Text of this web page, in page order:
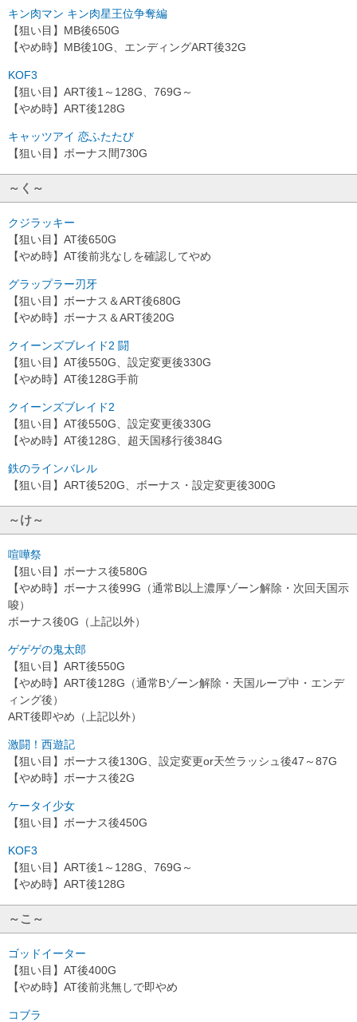
キン肉マン キン肉星王位争奪編
【狙い目】MB後650G
【やめ時】MB後10G、エンディングART後32G
KOF3
【狙い目】ART後1～128G、769G～
【やめ時】ART後128G
キャッツアイ 恋ふたたび
【狙い目】ボーナス間730G
～く～
クジラッキー
【狙い目】AT後650G
【やめ時】AT後前兆なしを確認してやめ
グラップラー刃牙
【狙い目】ボーナス＆ART後680G
【やめ時】ボーナス＆ART後20G
クイーンズブレイド2 闘
【狙い目】AT後550G、設定変更後330G
【やめ時】AT後128G手前
クイーンズブレイド2
【狙い目】AT後550G、設定変更後330G
【やめ時】AT後128G、超天国移行後384G
鉄のラインバレル
【狙い目】ART後520G、ボーナス・設定変更後300G
～け～
喧嘩祭
【狙い目】ボーナス後580G
【やめ時】ボーナス後99G（通常B以上濃厚ゾーン解除・次回天国示
唆）
ボーナス後0G（上記以外）
ゲゲゲの鬼太郎
【狙い目】ART後550G
【やめ時】ART後128G（通常Bゾーン解除・天国ループ中・エンデ
ィング後）
ART後即やめ（上記以外）
激闘！西遊記
【狙い目】ボーナス後130G、設定変更or天竺ラッシュ後47～87G
【やめ時】ボーナス後2G
ケータイ少女
【狙い目】ボーナス後450G
KOF3
【狙い目】ART後1～128G、769G～
【やめ時】ART後128G
～こ～
ゴッドイーター
【狙い目】AT後400G
【やめ時】AT後前兆無しで即やめ
コブラ